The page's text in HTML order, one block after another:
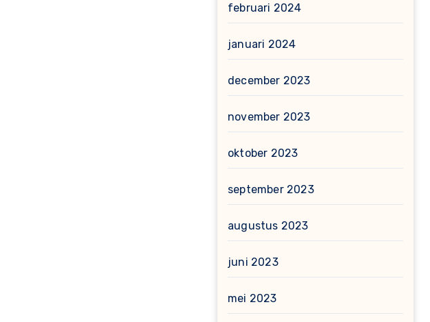
februari 2024
januari 2024
december 2023
november 2023
oktober 2023
september 2023
augustus 2023
juni 2023
mei 2023